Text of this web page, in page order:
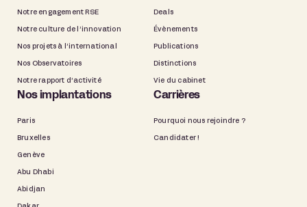
Notre engagement RSE
Notre culture de l’innovation
Nos projets à l’international
Nos Observatoires
Notre rapport d’activité
Deals
Évènements
Publications
Distinctions
Vie du cabinet
Nos implantations
Paris
Bruxelles
Genève
Abu Dhabi
Abidjan
Carrières
Pourquoi nous rejoindre ?
Candidater !